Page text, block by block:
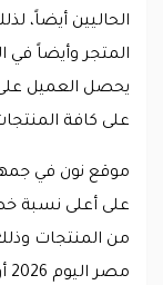
الحاليين أيضاً،
المتجر وأيضاً في
يحصل العميل
على كافة
موقع نون في
على أعلى نسبة
من المنتجات